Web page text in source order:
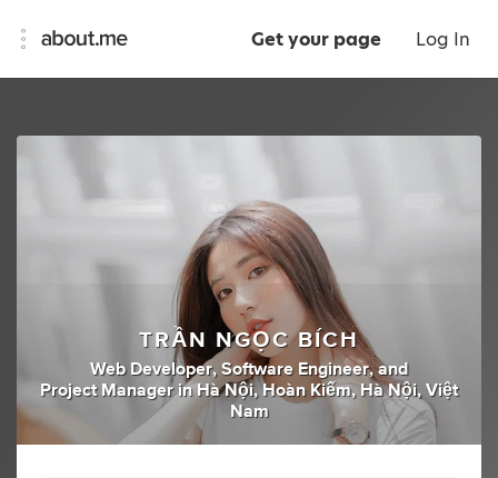
Get your page Log In
TRẦN NGỌC BÍCH
Web Developer, Software Engineer, and
Project Manager inHà Nội, Hoàn Kiếm, Hà Nội, Việt
Nam